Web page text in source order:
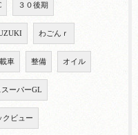
３０後期
わごんｒ
車 整備 オイル
ーパーGL
クビュー